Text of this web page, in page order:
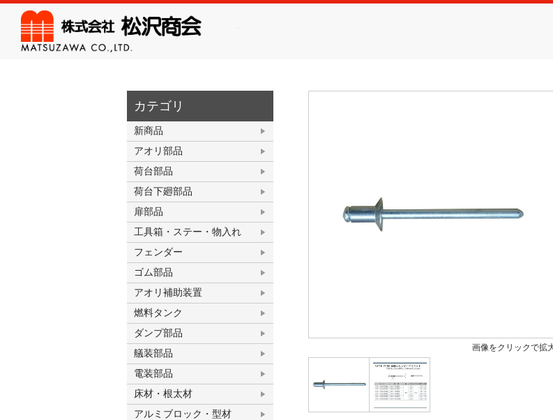
MATSUZAWA
カテゴリ
新商品
アオリ部品
荷台部品
荷台下廻部品
扉部品
工具箱・ステー・物入れ
フェンダー
ゴム部品
アオリ補助装置
燃料タンク
ダンプ部品
艤装部品
電装部品
床材・根太材
アルミブロック・型材
画像をクリックで拡